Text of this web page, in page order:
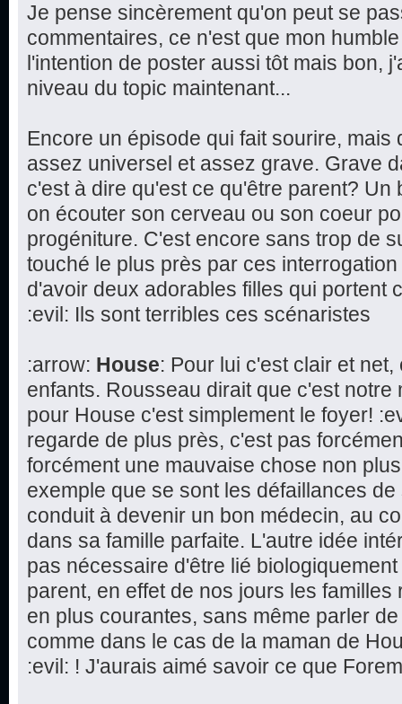
Je pense sincèrement qu'on peut se
commentaires, ce n'est que mon
l'intention de poster aussi tôt mais bon,
niveau du topic maintenant...
Encore un épisode qui fait sourire, mais
assez universel et assez grave. Grave
c'est à dire qu'est ce qu'être parent? Un
on écouter son cerveau ou son coeur
progéniture. C'est encore sans trop de
touché le plus près par ces
d'avoir deux adorables filles qui portent
:evil: Ils sont terribles ces scénaristes
:arrow: House: Pour lui c'est clair et
enfants. Rousseau dirait que c'est notre
pour House c'est simplement le foyer!
regarde de plus près, c'est pas
forcément une mauvaise chose non
exemple que se sont les défaillances
conduit à devenir un bon médecin, au
dans sa famille parfaite. L'autre idée
pas nécessaire d'être lié
parent, en effet de nos jours les
en plus courantes, sans même parler
comme dans le cas de la maman de
:evil: ! J'aurais aimé savoir ce que